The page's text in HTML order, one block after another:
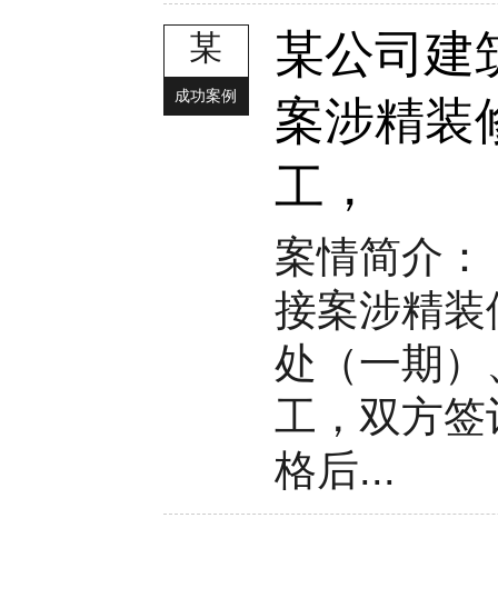
某
成功案例
某公司建
案涉精装
工，
案情简介
接案涉精
处（一期
工，双方
格后...